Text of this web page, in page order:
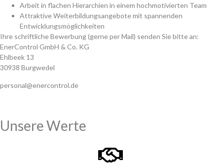
Arbeit in flachen Hierarchien in einem hochmotivierten Team
Attraktive Weiterbildungsangebote mit spannenden
Entwicklungsmöglichkeiten
Ihre schriftliche Bewerbung (gerne per Mail) senden Sie bitte an:
EnerControl GmbH & Co. KG
Ehlbeek 13
30938 Burgwedel
personal@enercontrol.de
Unsere Werte